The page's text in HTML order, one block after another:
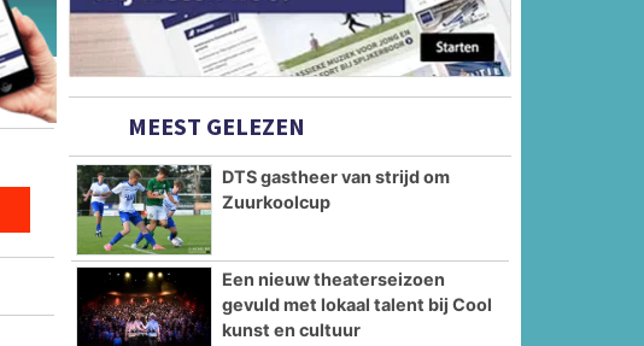
MEEST GELEZEN
DTS gastheer van strijd om
Zuurkoolcup
Een nieuw theaterseizoen
gevuld met lokaal talent bij Cool
kunst en cultuur